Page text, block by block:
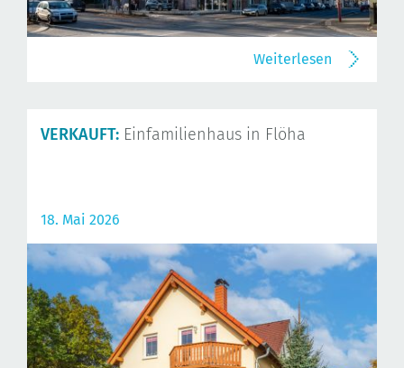
Weiterlesen
VERKAUFT: Einfamilienhaus in Flöha
18. Mai 2026